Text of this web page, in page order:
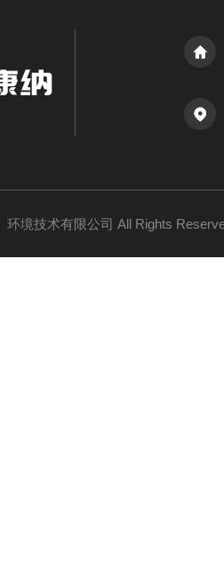
环境技术有限公司 All Rights